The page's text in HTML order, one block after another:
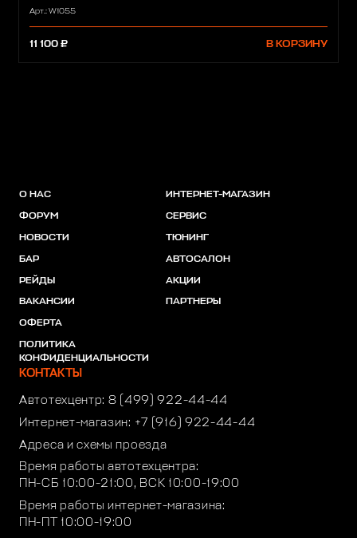
Арт.: W1055
11 100 ₽ В КОРЗИНУ
О НАС
ФОРУМ
НОВОСТИ
БАР
РЕЙДЫ
ВАКАНСИИ
ОФЕРТА
ПОЛИТИКА
КОНФИДЕНЦИАЛЬНОСТИ
ИНТЕРНЕТ-МАГАЗИН
СЕРВИС
ТЮНИНГ
АВТОСАЛОН
АКЦИИ
ПАРТНЕРЫ
КОНТАКТЫ
Автотехцентр: 8 (499) 922-44-44
Интернет-магазин: +7 (916) 922-44-44
Адреса и схемы проезда
Время работы автотехцентра:
ПН-СБ 10:00-21:00, ВСК 10:00-19:00
Время работы интернет-магазина:
ПН-ПТ 10:00-19:00